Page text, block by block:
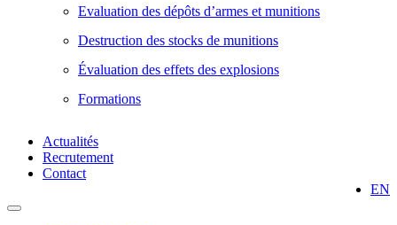
Evaluation des dépôts d’armes et munitions
Destruction des stocks de munitions
Évaluation des effets des explosions
Formations
Actualités
Recrutement
Contact
EN